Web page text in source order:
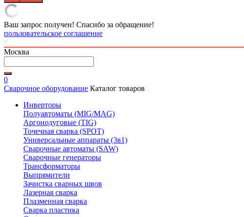
Ваш запрос получен! Спасибо за обращение!
пользовательское соглашение
Москва
0
Сварочное оборудование Каталог товаров
Инверторы
Полуавтоматы (MIG/MAG)
Аргонодуговые (TIG)
Точечная сварка (SPOT)
Универсальные аппараты (3в1)
Сварочные автоматы (SAW)
Сварочные генераторы
Трансформаторы
Выпрямители
Зачистка сварных швов
Лазерная сварка
Плазменная сварка
Сварка пластика